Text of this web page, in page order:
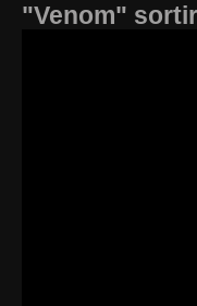
"Venom"